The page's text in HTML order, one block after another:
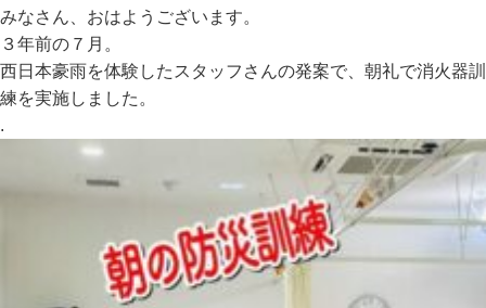
みなさん、おはようございます。
３年前の７月。
西日本豪雨を体験したスタッフさんの発案で、朝礼で消火器訓
練を実施しました。
.